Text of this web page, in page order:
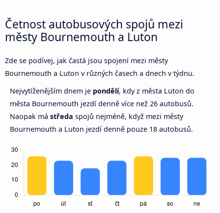
Četnost autobusových spojů mezi
městy Bournemouth a Luton
Zde se podívej, jak častá jsou spojení mezi městy
Bournemouth a Luton v různých časech a dnech v týdnu.
Nejvytíženějším dnem je pondělí, kdy z města Luton do
města Bournemouth jezdí denně více než 26 autobusů.
Naopak má středa spojů nejméně, když mezi městy
Bournemouth a Luton jezdí denně pouze 18 autobusů.